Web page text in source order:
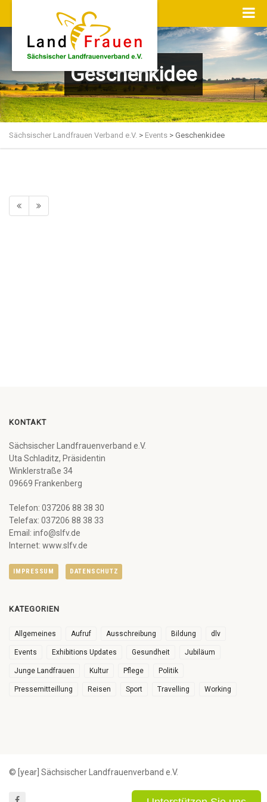
Geschenkidee
Sächsischer Landfrauen Verband e.V. > Events > Geschenkidee
KONTAKT
Sächsischer Landfrauenverband e.V.
Uta Schladitz, Präsidentin
Winklerstraße 34
09669 Frankenberg
Telefon: 037206 88 38 30
Telefax: 037206 88 38 33
Email: info@slfv.de
Internet: www.slfv.de
IMPRESSUM DATENSCHUTZ
KATEGORIEN
Allgemeines Aufruf Ausschreibung Bildung dlv
Events Exhibitions Updates Gesundheit Jubiläum
Junge Landfrauen Kultur Pflege Politik
Pressemitteillung Reisen Sport Travelling Working
© [year] Sächsischer Landfrauenverband e.V.